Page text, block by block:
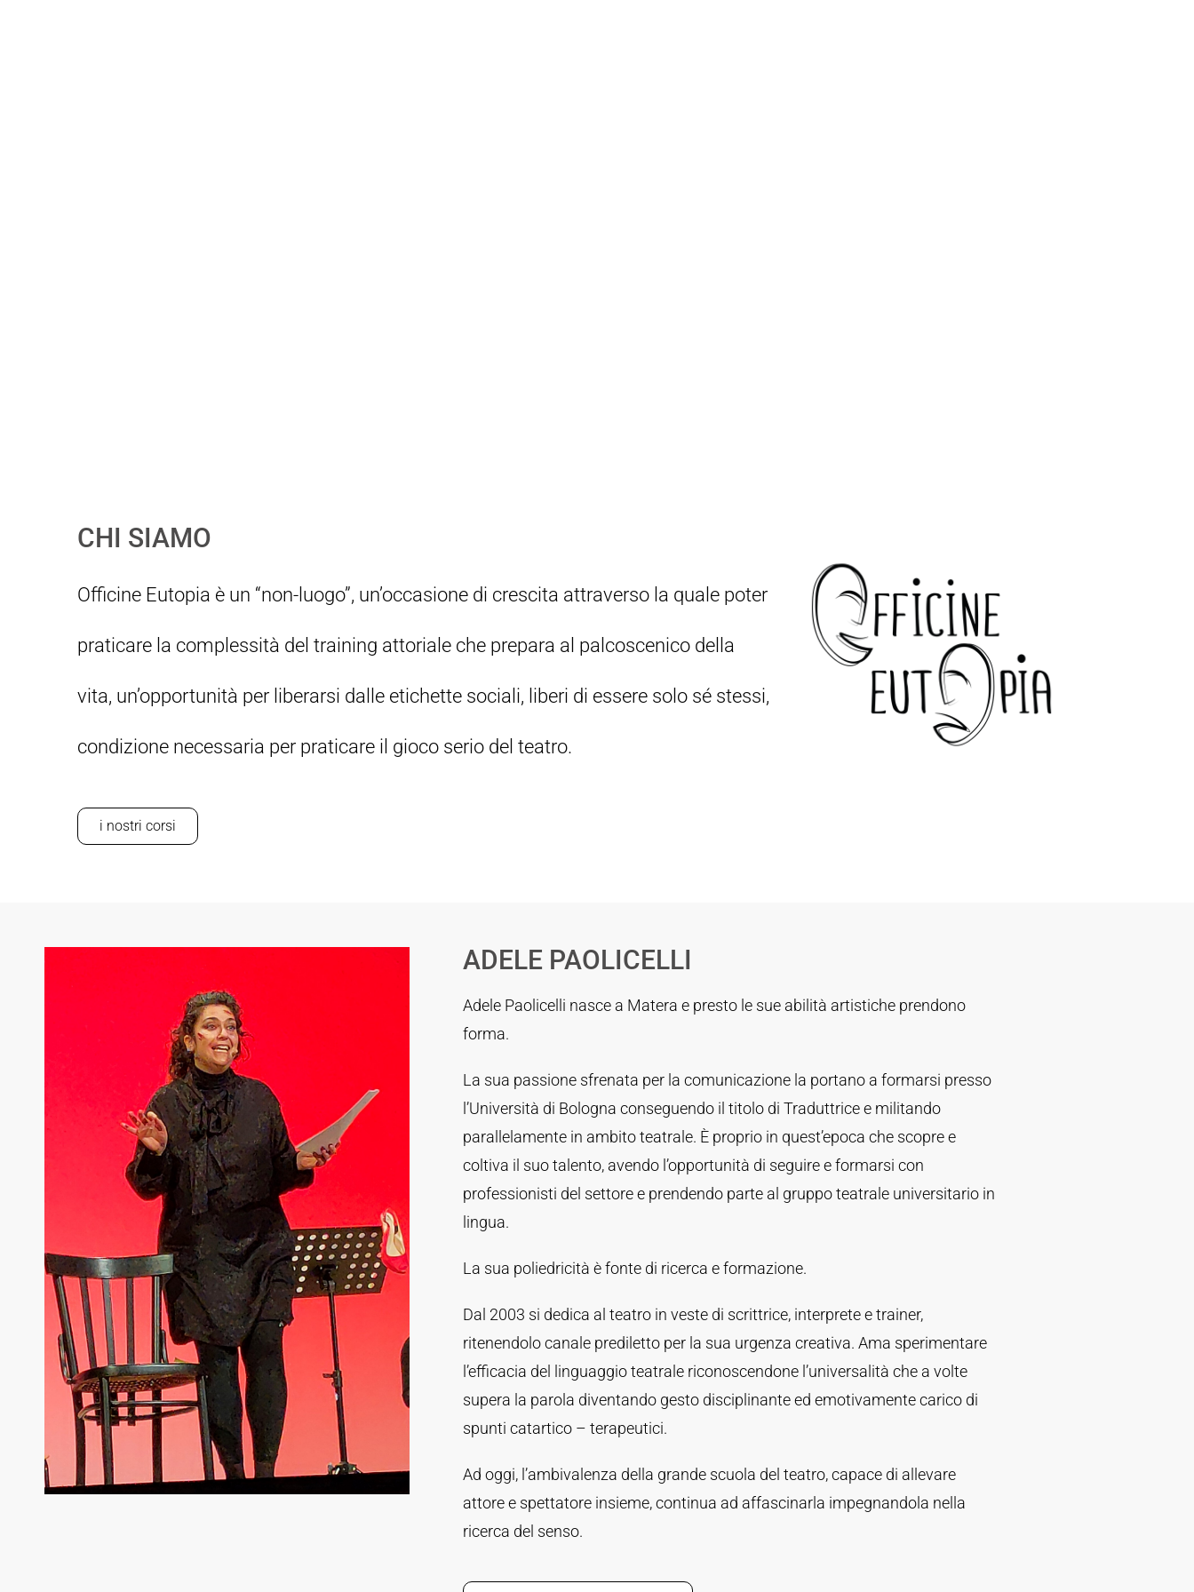
CHI SIAMO
Officine Eutopia è un “non-luogo”, un’occasione di crescita attraverso la quale poter
praticare la complessità del training attoriale che prepara al palcoscenico della
vita, un’opportunità per liberarsi dalle etichette sociali, liberi di essere solo sé stessi,
condizione necessaria per praticare il gioco serio del teatro.
i nostri corsi
ADELE PAOLICELLI
Adele Paolicelli nasce a Matera e presto le sue abilità artistiche prendono
forma.
La sua passione sfrenata per la comunicazione la portano a formarsi presso
l’Università di Bologna conseguendo il titolo di Traduttrice e militando
parallelamente in ambito teatrale. È proprio in quest’epoca che scopre e
coltiva il suo talento, avendo l’opportunità di seguire e formarsi con
professionisti del settore e prendendo parte al gruppo teatrale universitario in
lingua.
La sua poliedricità è fonte di ricerca e formazione.
Dal 2003 si dedica al teatro in veste di scrittrice, interprete e trainer,
ritenendolo canale prediletto per la sua urgenza creativa. Ama sperimentare
l’efficacia del linguaggio teatrale riconoscendone l’universalità che a volte
supera la parola diventando gesto disciplinante ed emotivamente carico di
spunti catartico – terapeutici.
Ad oggi, l’ambivalenza della grande scuola del teatro, capace di allevare
attore e spettatore insieme, continua ad affascinarla impegnandola nella
ricerca del senso.